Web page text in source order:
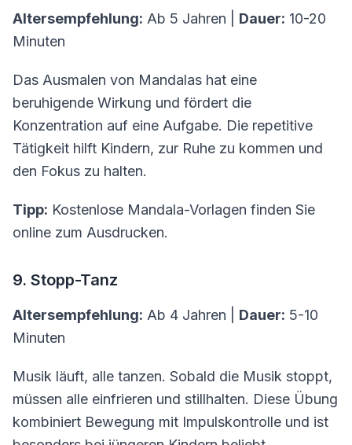
Altersempfehlung: Ab 5 Jahren | Dauer: 10-20
Minuten
Das Ausmalen von Mandalas hat eine
beruhigende Wirkung und fördert die
Konzentration auf eine Aufgabe. Die repetitive
Tätigkeit hilft Kindern, zur Ruhe zu kommen und
den Fokus zu halten.
Tipp: Kostenlose Mandala-Vorlagen finden Sie
online zum Ausdrucken.
9. Stopp-Tanz
Altersempfehlung: Ab 4 Jahren | Dauer: 5-10
Minuten
Musik läuft, alle tanzen. Sobald die Musik stoppt,
müssen alle einfrieren und stillhalten. Diese Übung
kombiniert Bewegung mit Impulskontrolle und ist